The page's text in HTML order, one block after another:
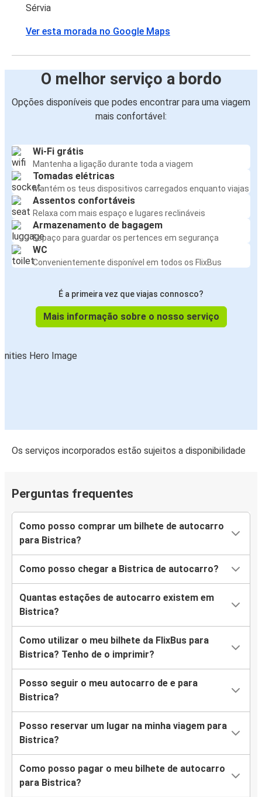
Sérvia
Ver esta morada no Google Maps
O melhor serviço a bordo
Opções disponíveis que podes encontrar para uma viagem
mais confortável:
Wi-Fi grátis
Mantenha a ligação durante toda a viagem
Tomadas elétricas
Mantém os teus dispositivos carregados enquanto viajas
Assentos confortáveis
Relaxa com mais espaço e lugares reclináveis
Armazenamento de bagagem
Espaço para guardar os pertences em segurança
WC
Convenientemente disponível em todos os FlixBus
É a primeira vez que viajas connosco?
Mais informação sobre o nosso serviço
Os serviços incorporados estão sujeitos a disponibilidade
Perguntas frequentes
Como posso comprar um bilhete de autocarro
para Bistrica?
Como posso chegar a Bistrica de autocarro?
Quantas estações de autocarro existem em
Bistrica?
Como utilizar o meu bilhete da FlixBus para
Bistrica? Tenho de o imprimir?
Posso seguir o meu autocarro de e para
Bistrica?
Posso reservar um lugar na minha viagem para
Bistrica?
Como posso pagar o meu bilhete de autocarro
para Bistrica?